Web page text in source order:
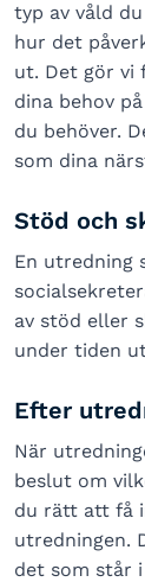
typ av våld
hur det
ut. Det gör vi
dina behov
du behöver.
som dina
Stöd och
En utredning
av stöd eller
under tiden
Efter
När
beslut om
du rätt att få
utredningen.
det som står